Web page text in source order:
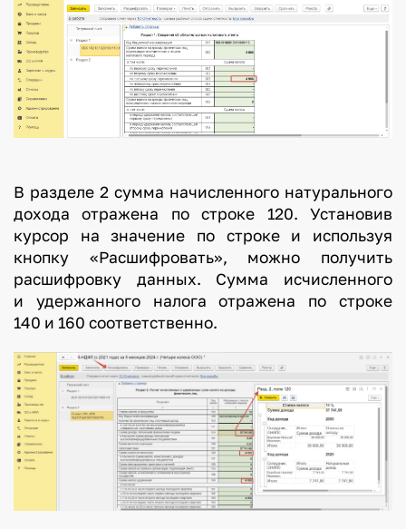
В разделе 2 сумма начисленного натурального
дохода отражена по строке 120. Установив
курсор на значение по строке и используя
кнопку «Расшифровать», можно получить
расшифровку данных. Сумма исчисленного
и удержанного налога отражена по строке
140 и 160 соответственно.